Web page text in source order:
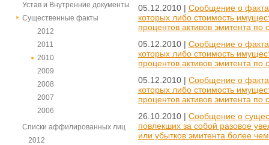
Устав и Внутренние документы
Существенные факты
2012
2011
2010
2009
2008
2007
2006
Списки аффилированных лиц
2012
05.12.2010 | Сообщение о
которых либо стоимость
процентов активов эмитента по
05.12.2010 | Сообщение о
которых либо стоимость
процентов активов эмитента по
05.12.2010 | Сообщение о
которых либо стоимость
процентов активов эмитента по
26.10.2010 | Сообщение о
повлекших за собой разовое
или убытков эмитента более